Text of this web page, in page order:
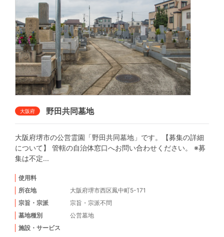
大阪府 野田共同墓地
大阪府堺市の公営霊園「野田共同墓地」です。【募集の詳細
について】 管轄の自治体窓口へお問い合わせください。 ※募
集は不定...
使用料
所在地
大阪府堺市西区鳳中町5-171
宗旨・宗派
宗旨・宗派不問
墓地種別
公営墓地
施設・サービス